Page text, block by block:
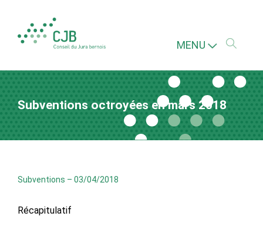
MENU
Subventions octroyées en mars 2018
Subventions – 03/04/2018
Récapitulatif